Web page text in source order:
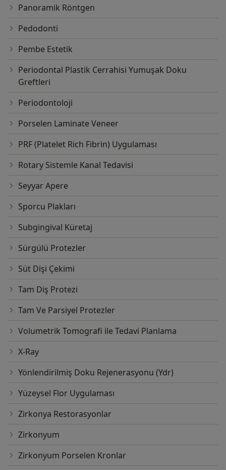
Panoramik Röntgen
Pedodonti
Pembe Estetik
Periodontal Plastik Cerrahisi Yumuşak Doku
Greftleri
Periodontoloji
Porselen Laminate Veneer
PRF (Platelet Rich Fibrin) Uygulaması
Rotary Sistemle Kanal Tedavisi
Seyyar Apere
Sporcu Plakları
Subgingival Küretaj
Sürgülü Protezler
Süt Dişi Çekimi
Tam Diş Protezi
Tam Ve Parsiyel Protezler
Volumetrik Tomografi ile Tedavi Planlama
X-Ray
Yönlendirilmiş Doku Rejenerasyonu (Ydr)
Yüzeysel Flor Uygulaması
Zirkonya Restorasyonlar
Zirkonyum
Zirkonyum Porselen Kronlar